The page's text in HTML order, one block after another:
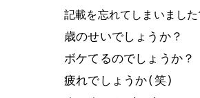
記載を忘れてしまいまし
歳のせいでしょうか？
ボケてるのでしょうか？
疲れでしょうか(笑)